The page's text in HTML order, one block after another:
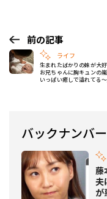
前の記事
ライフ
生まれたばかりの妹が大
お兄ちゃんに胸キュンの
いっぱい癒しで溢れてる～
バックナンバー
藤
夫
が